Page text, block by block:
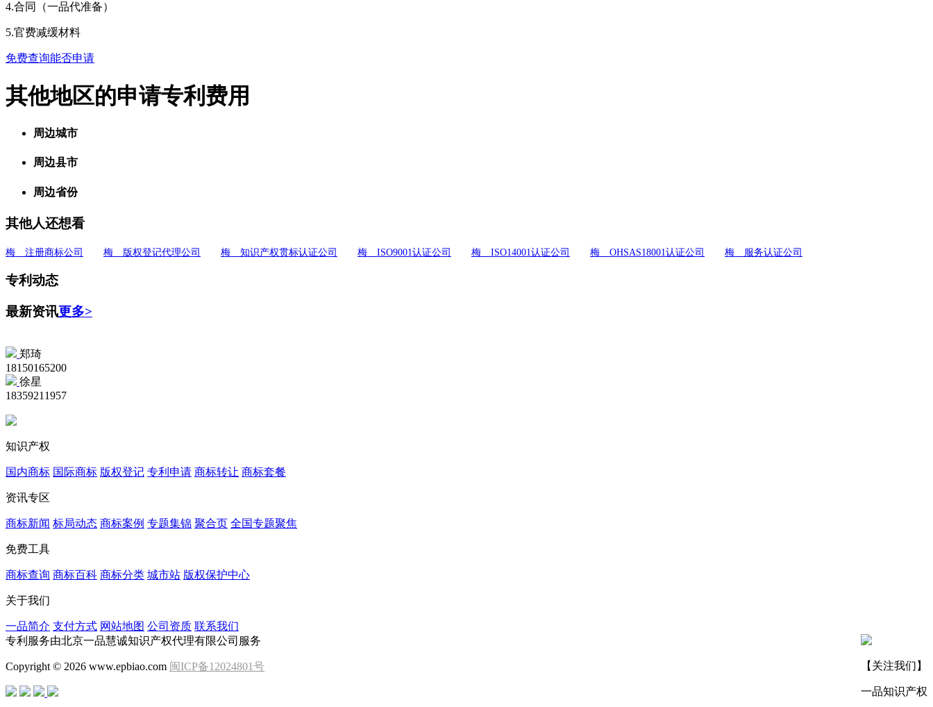
4.合同（一品代准备）
5.官费减缓材料
免费查询能否申请
其他地区的申请专利费用
周边城市
周边县市
周边省份
其他人还想看
梅 注册商标公司 梅 版权登记代理公司 梅 知识产权贯标认证公司 梅 ISO9001认证公司 梅 ISO14001认证公司 梅 OHSAS18001认证公司 梅 服务认证公司
专利动态
最新资讯更多>
郑琦
18150165200
徐星
18359211957
知识产权
国内商标 国际商标 版权登记 专利申请 商标转让 商标套餐
资讯专区
商标新闻 标局动态 商标案例 专题集锦 聚合页 全国专题聚焦
免费工具
商标查询 商标百科 商标分类 城市站 版权保护中心
关于我们
一品简介 支付方式 网站地图 公司资质 联系我们
【关注我们】
一品知识产权
专利服务由北京一品慧诚知识产权代理有限公司服务
Copyright © 2026 www.epbiao.com 闽ICP备12024801号